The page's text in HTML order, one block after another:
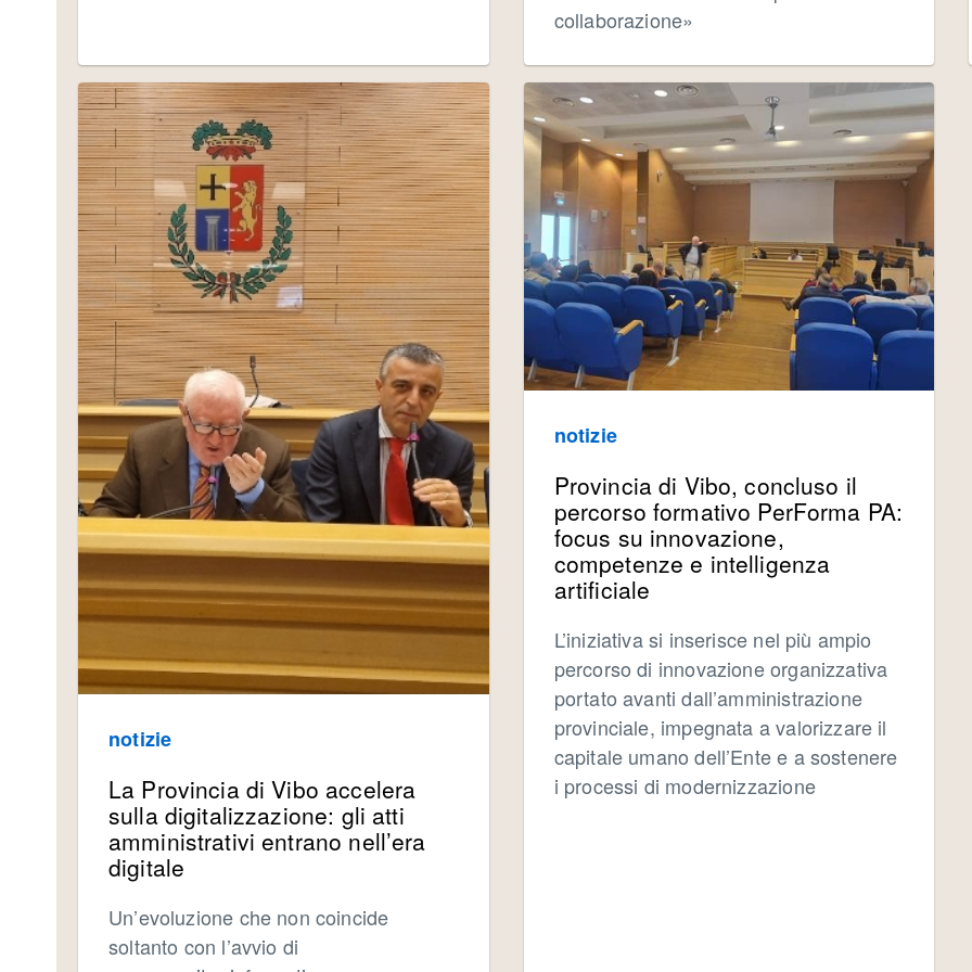
collaborazione»
notizie
La Provincia di Vibo accelera
sulla digitalizzazione: gli atti
amministrativi entrano nell’era
digitale
Un’evoluzione che non coincide
soltanto con l’avvio di
notizie
Provincia di Vibo, concluso il
percorso formativo PerForma PA:
focus su innovazione,
competenze e intelligenza
artificiale
L’iniziativa si inserisce nel più ampio
percorso di innovazione organizzativa
portato avanti dall’amministrazione
provinciale, impegnata a valorizzare il
capitale umano dell’Ente e a sostenere
i processi di modernizzazione